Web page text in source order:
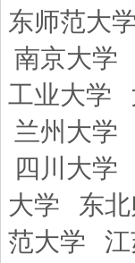
东师范大
南京大学
工业大学
兰州大学
四川大学
大学
东
范大学